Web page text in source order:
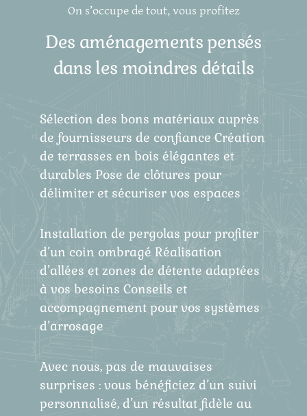
On s’occupe de tout, vous profitez
Des aménagements pensés
dans les moindres détails
Sélection des bons matériaux auprès
de fournisseurs de confiance Création
de terrasses en bois élégantes et
durables Pose de clôtures pour
délimiter et sécuriser vos espaces
Installation de pergolas pour profiter
d’un coin ombragé Réalisation
d’allées et zones de détente adaptées
à vos besoins Conseils et
accompagnement pour vos systèmes
d’arrosage
Avec nous, pas de mauvaises
surprises : vous bénéficiez d’un suivi
personnalisé, d’un résultat fidèle au